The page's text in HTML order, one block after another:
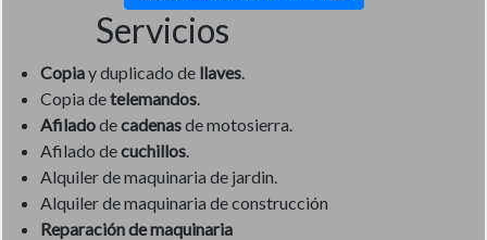
Servicios
Copiay duplicado de llaves.
Copia detelemandos.
Afiladodecadenasde motosierra.
Afilado decuchillos.
Alquiler de maquinaria de jardin.
Alquiler de maquinaria de construcción
Reparación de maquinaria